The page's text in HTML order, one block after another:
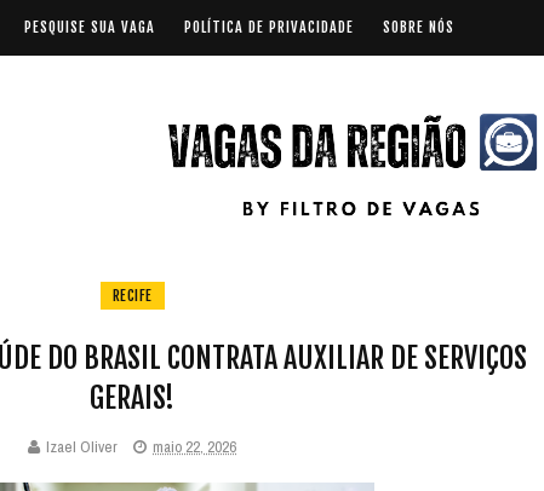
PESQUISE SUA VAGA POLÍTICA DE PRIVACIDADE SOBRE NÓS
RECIFE
DO BRASIL CONTRATA AUXILIAR DE SERVIÇOS
GERAIS!
Izael Oliver maio 22, 2026